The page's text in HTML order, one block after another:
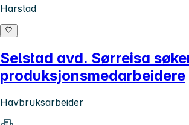
Harstad
Selstad avd. Sørreisa
produksjonsmedarbeidere
Havbruksarbeider